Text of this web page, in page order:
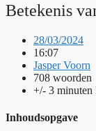
Betekenis
28/03/2024
16:07
Jasper Voorn
708 woorden
+/- 3 minuten
Inhoudsopgave